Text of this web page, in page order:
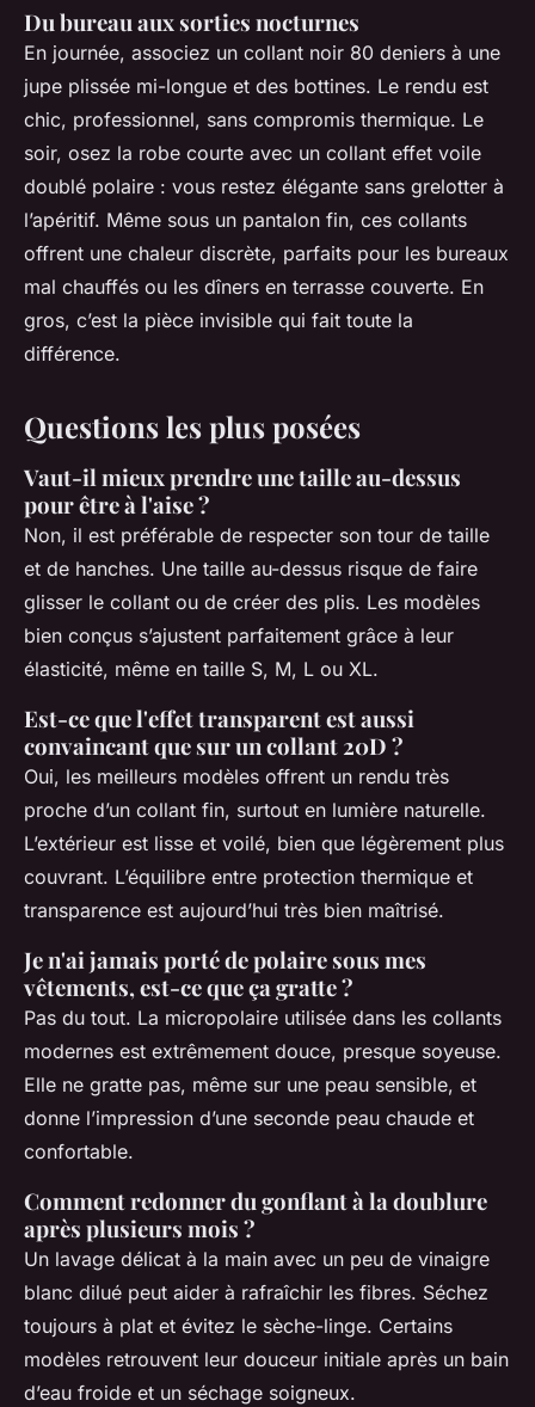
Du bureau aux sorties nocturnes
En journée, associez un collant noir 80 deniers à une
jupe plissée mi-longue et des bottines. Le rendu est
chic, professionnel, sans compromis thermique. Le
soir, osez la robe courte avec un collant effet voile
doublé polaire : vous restez élégante sans grelotter à
l’apéritif. Même sous un pantalon fin, ces collants
offrent une chaleur discrète, parfaits pour les bureaux
mal chauffés ou les dîners en terrasse couverte. En
gros, c’est la pièce invisible qui fait toute la
différence.
Questions les plus posées
Vaut-il mieux prendre une taille au-dessus
pour être à l'aise ?
Non, il est préférable de respecter son tour de taille
et de hanches. Une taille au-dessus risque de faire
glisser le collant ou de créer des plis. Les modèles
bien conçus s’ajustent parfaitement grâce à leur
élasticité, même en taille S, M, L ou XL.
Est-ce que l'effet transparent est aussi
convaincant que sur un collant 20D ?
Oui, les meilleurs modèles offrent un rendu très
proche d’un collant fin, surtout en lumière naturelle.
L’extérieur est lisse et voilé, bien que légèrement plus
couvrant. L’équilibre entre protection thermique et
transparence est aujourd’hui très bien maîtrisé.
Je n'ai jamais porté de polaire sous mes
vêtements, est-ce que ça gratte ?
Pas du tout. La micropolaire utilisée dans les collants
modernes est extrêmement douce, presque soyeuse.
Elle ne gratte pas, même sur une peau sensible, et
donne l’impression d’une seconde peau chaude et
confortable.
Comment redonner du gonflant à la doublure
après plusieurs mois ?
Un lavage délicat à la main avec un peu de vinaigre
blanc dilué peut aider à rafraîchir les fibres. Séchez
toujours à plat et évitez le sèche-linge. Certains
modèles retrouvent leur douceur initiale après un bain
d’eau froide et un séchage soigneux.